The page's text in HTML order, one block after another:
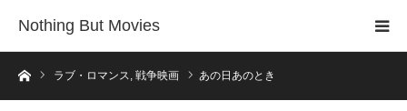
Nothing But Movies
ホームラブ・ロマンス, 戦争映画 あの日あのとき